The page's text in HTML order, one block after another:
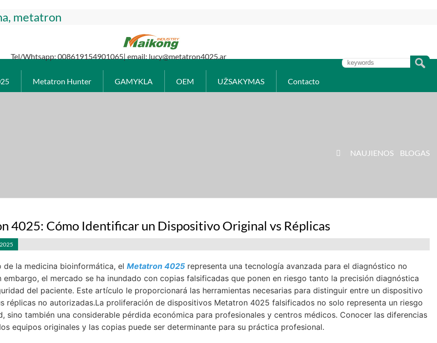
metatron
Tel/Whtsapp: 008619154901065| email: lucy@metatron4025.ar
Metatron Hunter GAMYKLA OEM UŽSAKYMAS Contacto
 NAUJIENOS BLOGAS
4025: Cómo Identificar un Dispositivo Original vs Réplicas
de la medicina bioinformática, el Metatron 4025representa una tecnología avanzada para el diagnóstico no
embargo, el mercado se ha inundado con copias falsificadas que ponen en riesgo tanto la precisión diagnóstica
del paciente. Este artículo le proporcionará las herramientas necesarias para distinguir entre un dispositivo
réplicas no autorizadas.La proliferación de dispositivos Metatron 4025 falsificados no solo representa un riesgo
sino también una considerable pérdida económica para profesionales y centros médicos. Conocer las diferencias
equipos originales y las copias puede ser determinante para su práctica profesional.